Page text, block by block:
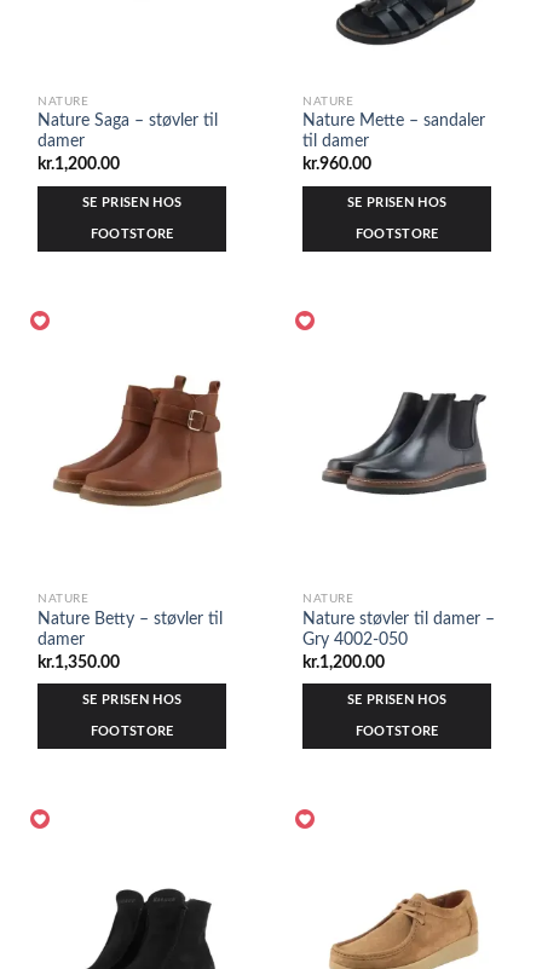
NATURE
Nature Saga – støvler til
damer
kr.1,200.00
SE PRISEN HOS
FOOTSTORE
NATURE
Nature Mette – sandaler
til damer
kr.960.00
SE PRISEN HOS
FOOTSTORE
NATURE
Nature Betty – støvler til
damer
kr.1,350.00
SE PRISEN HOS
FOOTSTORE
NATURE
Nature støvler til damer –
Gry 4002-050
kr.1,200.00
SE PRISEN HOS
FOOTSTORE